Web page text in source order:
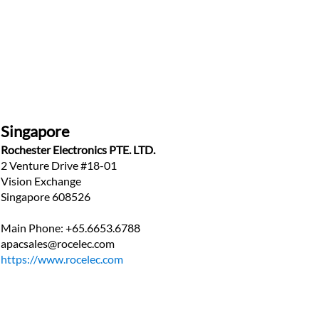
Singapore
Rochester Electronics PTE. LTD.
2 Venture Drive #18-01
Vision Exchange
Singapore 608526
Main Phone: +65.6653.6788
apacsales@rocelec.com
https://www.rocelec.com